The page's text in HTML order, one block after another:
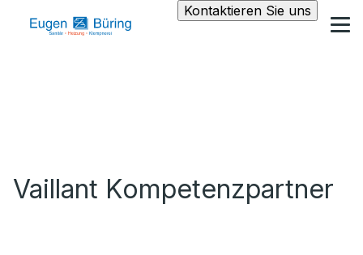
Kontaktieren Sie uns
Vaillant Kompetenzpartner